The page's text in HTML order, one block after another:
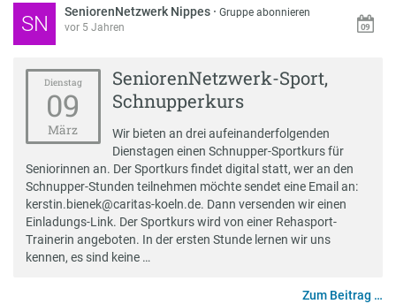
SN SeniorenNetzwerk Nippes ·Gruppe abonnieren
vor 5 Jahren
Dienstag
09
März
SeniorenNetzwerk-Sport,
Schnupperkurs
Wir bieten an drei aufeinanderfolgenden
Dienstagen einen Schnupper-Sportkurs für
Seniorinnen an. Der Sportkurs findet digital statt, wer an den
Schnupper-Stunden teilnehmen möchte sendet eine Email an:
kerstin.bienek@caritas-koeln.de. Dann versenden wir einen
Einladungs-Link. Der Sportkurs wird von einer Rehasport-
Trainerin angeboten. In der ersten Stunde lernen wir uns
kennen, es sind keine …
Zum Beitrag …